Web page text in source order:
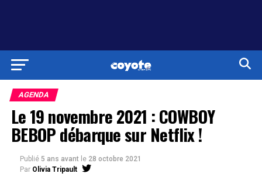
AGENDA
Le 19 novembre 2021 : COWBOY
BEBOP débarque sur Netflix !
Publié 5 ans avant le 28 octobre 2021
Par Olivia Tripault